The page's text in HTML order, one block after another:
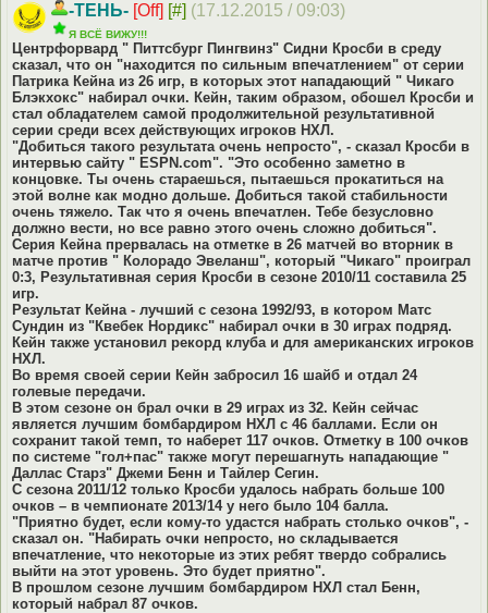
-ТЕНЬ- [Off] [#] (17.12.2015 / 09:03)
Я ВСЁ ВИЖУ!!!
Центрфорвард " Питтсбург Пингвинз" Сидни Кросби в среду
сказал, что он "находится по сильным впечатлением" от серии
Патрика Кейна из 26 игр, в которых этот нападающий " Чикаго
Блэкхокс" набирал очки. Кейн, таким образом, обошел Кросби и
стал обладателем самой продолжительной результативной
серии среди всех действующих игроков НХЛ.
"Добиться такого результата очень непросто", - сказал Кросби в
интервью сайту " ESPN.com". "Это особенно заметно в
концовке. Ты очень стараешься, пытаешься прокатиться на
этой волне как модно дольше. Добиться такой стабильности
очень тяжело. Так что я очень впечатлен. Тебе безусловно
должно вести, но все равно этого очень сложно добиться".
Серия Кейна прервалась на отметке в 26 матчей во вторник в
матче против " Колорадо Эвеланш", который "Чикаго" проиграл
0:3, Результативная серия Кросби в сезоне 2010/11 составила 25
игр.
Результат Кейна - лучший с сезона 1992/93, в котором Матс
Сундин из "Квебек Нордикс" набирал очки в 30 играх подряд.
Кейн также установил рекорд клуба и для американских игроков
НХЛ.
Во время своей серии Кейн забросил 16 шайб и отдал 24
голевые передачи.
В этом сезоне он брал очки в 29 играх из 32. Кейн сейчас
является лучшим бомбардиром НХЛ с 46 баллами. Если он
сохранит такой темп, то наберет 117 очков. Отметку в 100 очков
по системе "гол+пас" также могут перешагнуть нападающие "
Даллас Старз" Джеми Бенн и Тайлер Сегин.
С сезона 2011/12 только Кросби удалось набрать больше 100
очков – в чемпионате 2013/14 у него было 104 балла.
"Приятно будет, если кому-то удастся набрать столько очков", -
сказал он. "Набирать очки непросто, но складывается
впечатление, что некоторые из этих ребят твердо собрались
выйти на этот уровень. Это будет приятно".
В прошлом сезоне лучшим бомбардиром НХЛ стал Бенн,
который набрал 87 очков.